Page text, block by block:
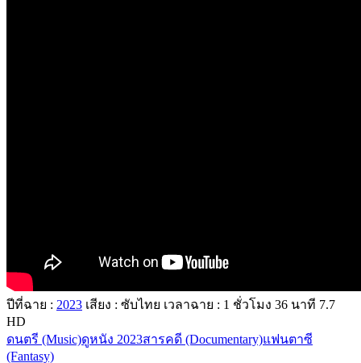
ปีที่ฉาย : 2023 เสียง : ซับไทย เวลาฉาย : 1 ชั่วโมง 36 นาที 7.7
HD
ดนตรี (Music)ดูหนัง 2023สารคดี (Documentary)แฟนตาซี
(Fantasy)